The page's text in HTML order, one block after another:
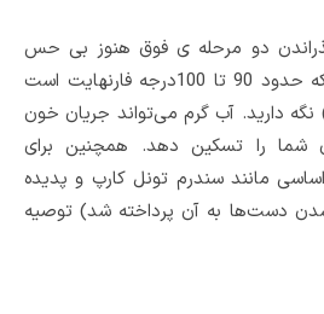
دو مرحله ی فوق هنوز بی حس
است، آنها را زیر آب گرم که حدود 90 تا 100درجه فارنهایت است
نگه دارید. آب گرم می‌تواند جریان خون
شما را تسکین دهد. همچنین برای
مانند سندرم تونل کارپ و پدیده
دست‌ها به آن پرداخته شد) توصیه